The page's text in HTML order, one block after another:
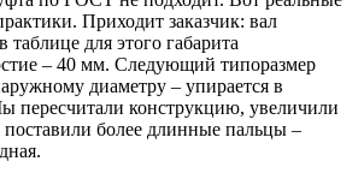
Приходит заказчик: вал
для этого габарита
– 40 мм. Следующий типоразмер
диаметру – упирается в
пересчитали конструкцию, увеличили
более длинные пальцы –